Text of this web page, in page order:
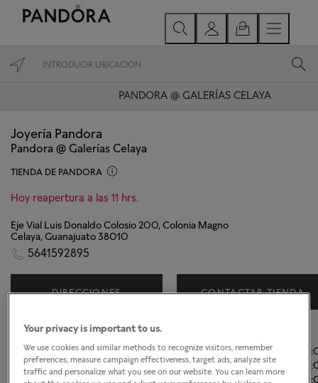
PANDORA @ GALERÍAS CELAYA
Joyería Pandora
Pandora @ Galerías Celaya
TIENDA DE PANDORA
Hoy reapertura a las 11 hrs.
Eje Vial Luis Donaldo Colosio 200, Colonia Magno
Celaya, Guanajuato 38010
5641592895
DIRECCIONES CONTACTAR TIENDA
El horario de apertura
Lunes 11:00
Martes
11:00
Miércoles
Your privacy is important to us.
We use cookies and similar methods to recognize visitors, remember
preferences, measure campaign effectiveness, target ads, analyze site
traffic and personalize what you see on our website. You can learn more